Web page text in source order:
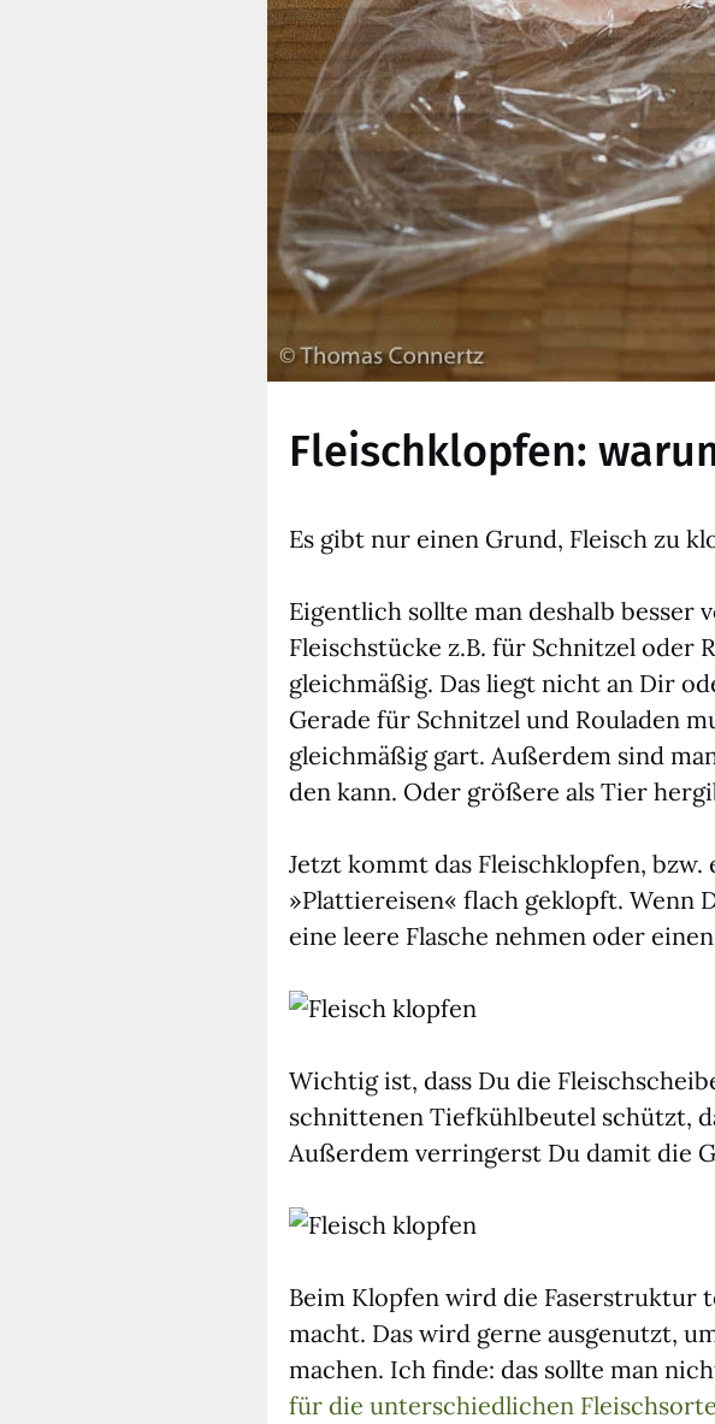
Fleischklopfen:
Es gibt nur einen Grund, Fleisch zu
Eigent­lich soll­te man des­halb bes­ser
Fleisch­stü­cke z.B. für Schnit­zel oder
gleich­mä­ßig. Das liegt nicht an Dir
Gera­de für Schnit­zel und Rou­la­den
gleich­mä­ßig gart. Außer­dem sind
den kann. Oder grö­ße­re als Tier
Jetzt kommt das Fleisch­klop­fen,
»Plat­tier­ei­sen« flach geklopft. Wenn
eine lee­re Fla­sche neh­men oder
Wich­tig ist, dass Du die
schnit­te­nen Tief­kühl­beu­tel schützt,
Außer­dem ver­rin­gerst Du damit die
Beim Klop­fen wird die Faser­struk­tur
macht. Das wird ger­ne aus­ge­nutzt,
machen. Ich fin­de: das soll­te man
für die unter­schied­li­chen